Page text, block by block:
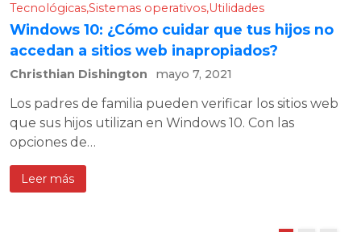
TecnológicasSistemas operativos Utilidades
Windows 10: ¿Cómo cuidar que tus hijos no
accedan a sitios web inapropiados?
Christhian Dishington mayo 7, 2021
Los padres de familia pueden verificar los sitios web
que sus hijos utilizan en Windows 10. Con las
opciones de…
Leer más